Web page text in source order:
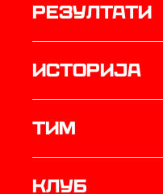
резултати
историја
ТИМ
Клуб